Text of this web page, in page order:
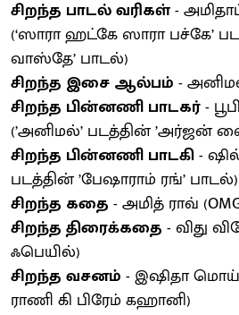
சிறந்த பாடல் வரிகள்-
(‘ஸாரா ஹட்கே ஸாரா பச்கே’
வாஸ்தே’ பாடல்)
சிறந்த இசை ஆல்பம் -
சிறந்த பின்னணி பாடகர்-
(’அனிமல்’ படத்தின் ’அர்ஜன்
சிறந்த பின்னணி பாடகி-
படத்தின் ’பேஷாராம் ரங்’ பாடல்)
சிறந்த கதை - அமித் ராவ்
சிறந்த திரைக்கதை - விது
ஃபெயில்)
சிறந்த வசனம் - இஷிதா
ராணி கி பிரேம் கஹானி)